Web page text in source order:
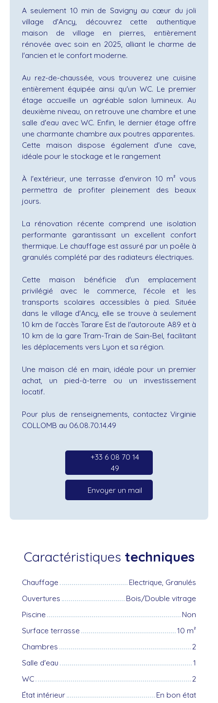
A seulement 10 min de Savigny au cœur du joli
village d'Ancy, découvrez cette authentique
maison de village en pierres, entièrement
rénovée avec soin en 2025, alliant le charme de
l'ancien et le confort moderne.
Au rez-de-chaussée, vous trouverez une cuisine
entièrement équipée ainsi qu'un WC. Le premier
étage accueille un agréable salon lumineux. Au
deuxième niveau, on retrouve une chambre et une
salle d'eau avec WC. Enfin, le dernier étage offre
une charmante chambre aux poutres apparentes.
Cette maison dispose également d'une cave,
idéale pour le stockage et le rangement
À l'extérieur, une terrasse d'environ 10 m² vous
permettra de profiter pleinement des beaux
jours.
La rénovation récente comprend une isolation
performante garantissant un excellent confort
thermique. Le chauffage est assuré par un poêle à
granulés complété par des radiateurs électriques.
Cette maison bénéficie d'un emplacement
privilégié avec le commerce, l'école et les
transports scolaires accessibles à pied. Située
dans le village d'Ancy, elle se trouve à seulement
10 km de l'accès Tarare Est de l'autoroute A89 et à
10 km de la gare Tram-Train de Sain-Bel, facilitant
les déplacements vers Lyon et sa région.
Une maison clé en main, idéale pour un premier
achat, un pied-à-terre ou un investissement
locatif.
Pour plus de renseignements, contactez Virginie
COLLOMB au 06.08.70.14.49
+33 6 08 70 14
49
Envoyer un mail
Caractéristiques techniques
Chauffage
Electrique, Granulés
Ouvertures
Bois/Double vitrage
Piscine
Non
Surface terrasse
10 m²
Chambres
2
Salle d'eau
1
WC
2
État intérieur
En bon état